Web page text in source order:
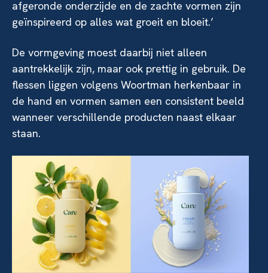
afgeronde onderzijde en de zachte vormen zijn
geïnspireerd op alles wat groeit en bloeit.’
De vormgeving moest daarbij niet alleen
aantrekkelijk zijn, maar ook prettig in gebruik. De
flessen liggen volgens Woortman herkenbaar in
de hand en vormen samen een consistent beeld
wanneer verschillende producten naast elkaar
staan.